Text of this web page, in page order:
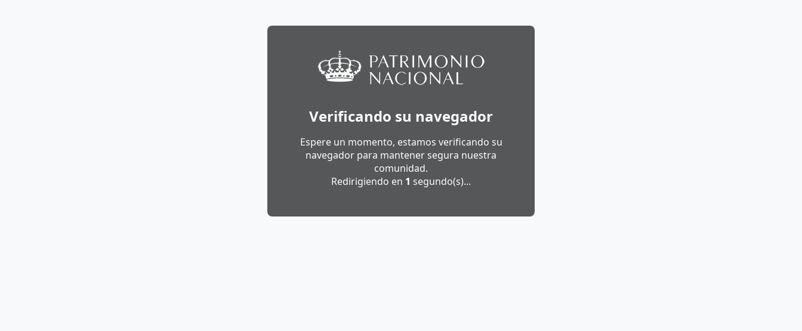
Verificando su navegador
Espere un momento, estamos verificando su
navegador para mantener segura nuestra
comunidad.
Redirigiendo en 1 segundo(s)...